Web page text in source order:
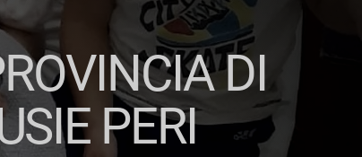
DI
PERI